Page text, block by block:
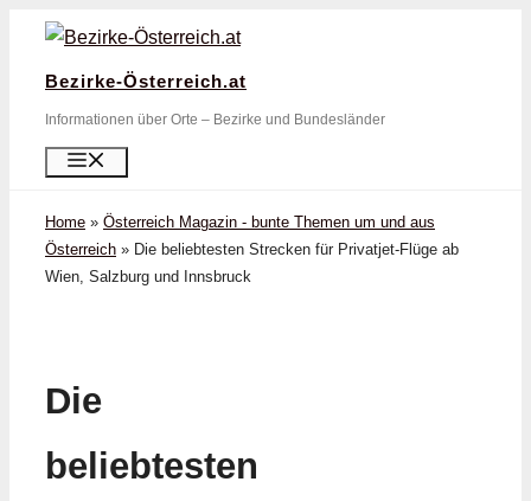
Zum
springen
Bezirke-Österreich.at
Informationen über Orte – Bezirke und Bundesländer
Home » Österreich Magazin - bunte Themen um und aus
Österreich » Die beliebtesten Strecken für Privatjet-Flüge ab
Wien, Salzburg und Innsbruck
Die
beliebtesten